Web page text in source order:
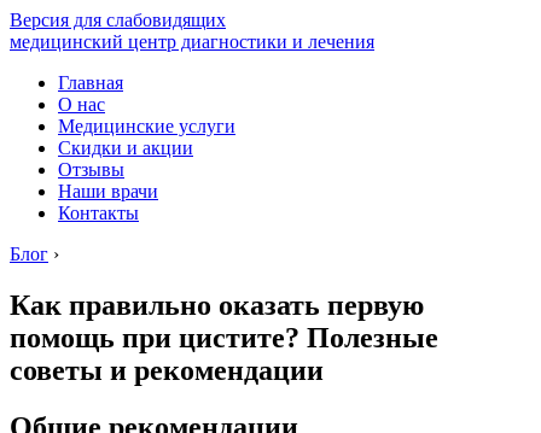
Версия для слабовидящих
медицинский центр диагностики и лечения
Главная
О нас
Медицинские услуги
Скидки и акции
Отзывы
Наши врачи
Контакты
Блог ›
Как правильно оказать первую
помощь при цистите? Полезные
советы и рекомендации